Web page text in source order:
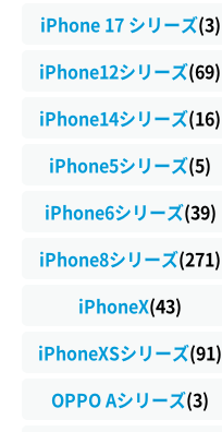
iPhone 17 シリーズ(3)
iPhone12シリーズ(69)
iPhone14シリーズ(16)
iPhone5シリーズ(5)
iPhone6シリーズ(39)
iPhone8シリーズ(271)
iPhoneX(43)
iPhoneXSシリーズ(91)
OPPO Aシリーズ(3)